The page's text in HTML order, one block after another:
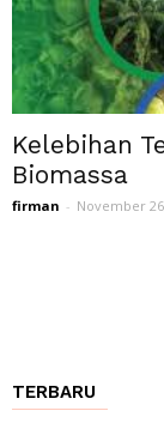
Kelebihan
Biomassa
firman - November
TERBARU